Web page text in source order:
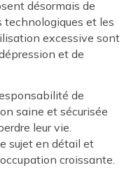
désormais de
technologiques et les
excessive sont
et de
de
saine et sécurisée
leur vie.
sujet en détail et
croissante.